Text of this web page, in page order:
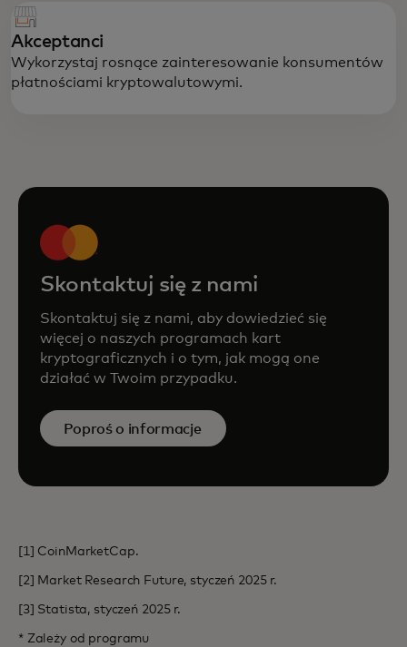
Akceptanci
Wykorzystaj rosnące zainteresowanie konsumentów
płatnościami kryptowalutowymi.
Skontaktuj się z nami
Skontaktuj się z nami, aby dowiedzieć się
więcej o naszych programach kart
kryptograficznych i o tym, jak mogą one
działać w Twoim przypadku.
Poproś o informacje
[1] CoinMarketCap.
[2] Market Research Future, styczeń 2025 r.
[3] Statista, styczeń 2025 r.
* Zależy od programu